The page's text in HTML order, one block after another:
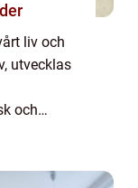
liv och
utvecklas
och